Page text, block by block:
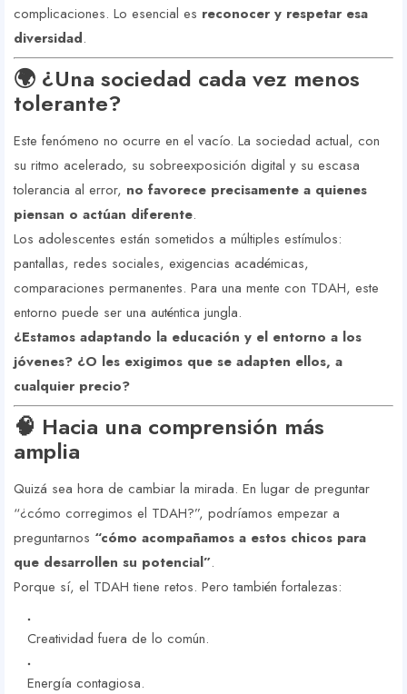
complicaciones. Lo esencial es reconocer y respetar esa
diversidad.
🌍 ¿Una sociedad cada vez menos
tolerante?
Este fenómeno no ocurre en el vacío. La sociedad actual, con
su ritmo acelerado, su sobreexposición digital y su escasa
tolerancia al error, no favorece precisamente a quienes
piensan o actúan diferente.
Los adolescentes están sometidos a múltiples estímulos:
pantallas, redes sociales, exigencias académicas,
comparaciones permanentes. Para una mente con TDAH, este
entorno puede ser una auténtica jungla.
¿Estamos adaptando la educación y el entorno a los
jóvenes? ¿O les exigimos que se adapten ellos, a
cualquier precio?
🧠 Hacia una comprensión más
amplia
Quizá sea hora de cambiar la mirada. En lugar de preguntar
“¿cómo corregimos el TDAH?”, podríamos empezar a
preguntarnos “cómo acompañamos a estos chicos para
que desarrollen su potencial”.
Porque sí, el TDAH tiene retos. Pero también fortalezas:
Creatividad fuera de lo común.
Energía contagiosa.